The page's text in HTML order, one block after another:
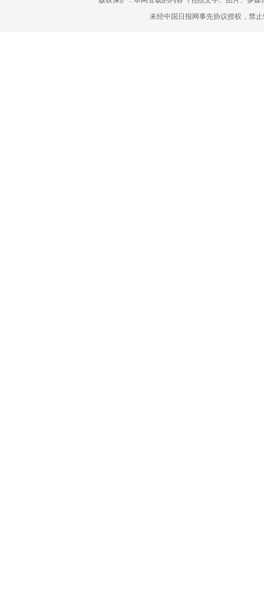
未经中国日报网事先协议授权，禁止